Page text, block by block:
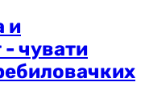
и
чувати